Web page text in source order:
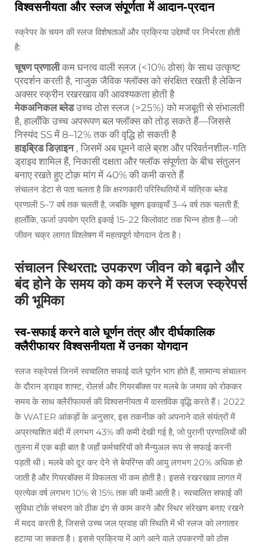
विश्वसनीयता और स्लज संपूर्णता में आदान-प्रदान
स्क्रेपर के चयन की स्लज विशेषताओं और प्रक्रिया उद्देश्यों पर निर्भरता होती
है:
चूषण प्रणालीकम घनत्व वाली स्लज (<10% ठोस) के साथ उत्कृष्ट
प्रदर्शन करती है, नाजुक जैविक फ्लॉक्स को संरक्षित रखती है लेकिन
अक्सर स्क्रीन रखरखाव की आवश्यकता होती है
मेकअनिकल ब्लेडउच्च ठोस स्लज (>25%) को मजबूती से संभालती
है, हालाँकि उच्च अपरूपण बल फ्लॉक्स को तोड़ सकते हैं—जिससे
निस्यंद SS में 8–12% तक की वृद्धि हो सकती है
हाइब्रिड डिज़ाइन , जिसमें अब घूमने वाले ब्रश और परिवर्तनशील-गति
ड्राइव शामिल हैं, निकासी दक्षता और फ्लॉक संपूर्णता के बीच संतुलन
बनाए रखते हुए टोक़ मांग में 40% की कमी करते हैं
संचालन डेटा से पता चलता है कि क्षरणकारी परिस्थितियों में यांत्रिक ब्लेड
प्रणाली 5–7 वर्ष तक चलती है, जबकि चूषण इकाइयाँ 3–4 वर्ष तक चलती हैं;
हालाँकि, ऊर्जा उपयोग प्रति इकाई 15–22 किलोवाट तक भिन्न होता है—जो
जीवन चक्र लागत विश्लेषण में महत्वपूर्ण योगदान देता है।
संचालन स्थिरता: उपकरण जीवन को बढ़ाने और
बंद होने के समय को कम करने में स्लज स्क्रेपर्स
की भूमिका
स्व-सफाई करने वाले घूर्णन तंत्र और दीर्घकालिक
क्लैरीफायर विश्वसनीयता में उनका योगदान
स्लज स्क्रेपर्स जिनमें स्वचालित सफाई वाले घूर्णन भाग होते हैं, सामान्य संचालन
के दौरान ड्राइव शाफ्ट, रोलर्स और गियरबॉक्स पर मलबे के जमाव को रोककर
समय के साथ क्लैरीफायर्स की विश्वसनीयता में वास्तविक वृद्धि करते हैं। 2022
के WATER आंकड़ों के अनुसार, इस तकनीक को अपनाने वाले संयंत्रों में
अप्रत्याशित बंदी में लगभग 43% की कमी देखी गई है, जो पुरानी प्रणालियों की
तुलना में एक बड़ी बात है जहाँ कर्मचारियों को मैन्युअल रूप से सफाई करनी
पड़ती थी। मलबे को दूर कर देने से बेयरिंग्स की आयु लगभग 20% अधिक हो
जाती है और गियरबॉक्स में विफलता भी कम होती है। इससे रखरखाव लागत में
प्रत्येक वर्ष लगभग 10% से 15% तक की कमी आती है। स्वचालित सफाई की
सुविधा टोर्क संचरण को ठीक ढंग से काम करने और स्थिर संरेखण बनाए रखने
में मदद करती है, जिससे उच्च जल प्रवाह की स्थिति में भी स्लज को लगातार
हटाया जा सकता है। इससे प्रक्रिया में आगे आने वाले उपकरणों को ठोस